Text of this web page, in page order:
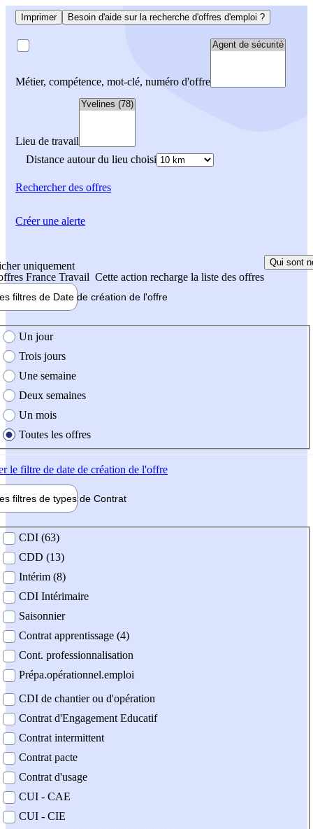
Imprimer Besoin d'aide sur la recherche d'offres d'emploi ?
Métier, compétence, mot-clé, numéro d'offre
Lieu de travail
Distance autour du lieu choisi
Rechercherdes offres
uniquement
France Travail Cette action recharge la liste des offres
Qui sont
filtres de Date de création de l'offre
création de l'offre
Un jour
Trois jours
Une semaine
Deux semaines
Un mois
Toutes les offres
le filtre de date de création de l'offre
filtres de types de Contrat
contrat
CDI (63)
CDD (13)
Intérim (8)
CDI Intérimaire
Saisonnier
Contrat apprentissage (4)
Cont. professionnalisation
Prépa.opérationnel.emploi
CDI de chantier ou d'opération
Contrat d'Engagement Educatif
Contrat intermittent
Contrat pacte
Contrat d'usage
CUI - CAE
CUI - CIE
Créer une alerte